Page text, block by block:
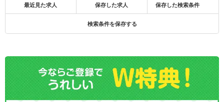
最近見た求人 保存した求人 保存した検索条件
検索条件を保存する